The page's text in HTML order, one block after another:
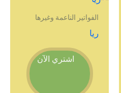
الفواتير الناعمة وغيرها
ريا
اشتري الآن